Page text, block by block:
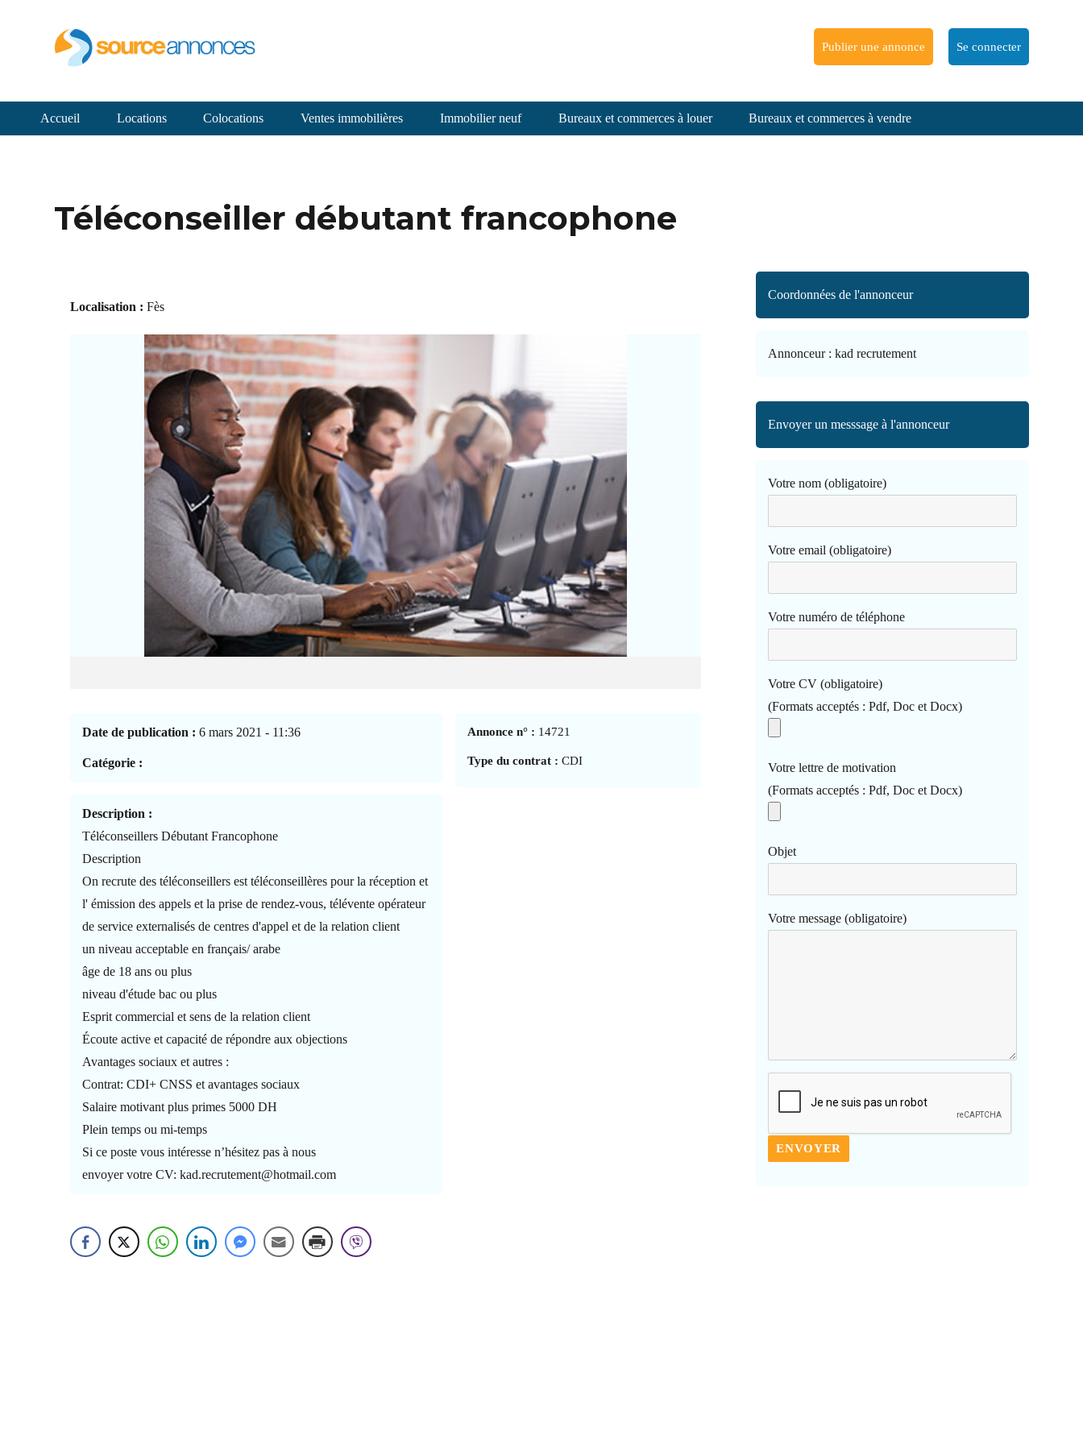
Publier une annonce Se connecter
Accueil Locations Colocations Ventes immobilières Immobilier neuf Bureaux et commerces à louer Bureaux et commerces à vendre
Téléconseiller débutant francophone
Localisation : Fès
Date de publication : 6 mars 2021 - 11:36
Catégorie :
Description :
Téléconseillers Débutant Francophone
Description
On recrute des téléconseillers est téléconseillères pour la réception et
l' émission des appels et la prise de rendez-vous, télévente opérateur
de service externalisés de centres d'appel et de la relation client
un niveau acceptable en français/ arabe
âge de 18 ans ou plus
niveau d'étude bac ou plus
Esprit commercial et sens de la relation client
Écoute active et capacité de répondre aux objections
Avantages sociaux et autres :
Contrat: CDI+ CNSS et avantages sociaux
Salaire motivant plus primes 5000 DH
Plein temps ou mi-temps
Si ce poste vous intéresse n’hésitez pas à nous
envoyer votre CV: kad.recrutement@hotmail.com
Annonce n° : 14721
Type du contrat : CDI
Coordonnées de l'annonceur
Annonceur : kad recrutement
Envoyer un messsage à l'annonceur
Votre nom (obligatoire)
Votre email (obligatoire)
Votre numéro de téléphone
Votre CV (obligatoire)
(Formats acceptés : Pdf, Doc et Docx)
Votre lettre de motivation
(Formats acceptés : Pdf, Doc et Docx)
Objet
Votre message (obligatoire)